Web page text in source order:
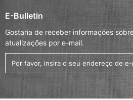
E-Bulletin
Gostaria de receber informações
atualizações por e-mail.